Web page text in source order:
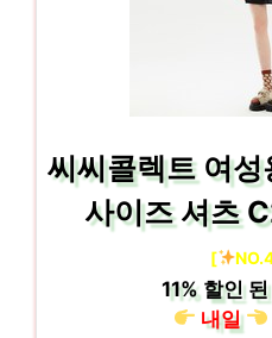
씨씨콜렉트 여
사이즈 셔츠
[
11%할인 된
내일